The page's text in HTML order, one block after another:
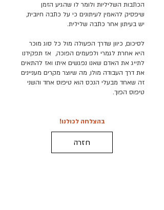
הכתבות השליליות ולומר לו שהגיע הזמן
שיפסיק להאמין לעיתונים כי על כתבה חיובית,
יש בעיתון אחר כתבה שלילית.
לסיכום, כיוון שדרך הפעולה מול כל סוג מוכר
היא אחרת לגמרי ולפעמים הפוכה, אז תפקידנו
לתייג את האדם שאנו נפגשים איתו ואז להתאים
את דרך העבודה מולו, מה שיוצר מקרים מעניינים
זה שאחד מבעלי הנכס הוא טיפוס אחד והשני
טיפוס הפוך.
בהצלחה לכולנו!
חזרה